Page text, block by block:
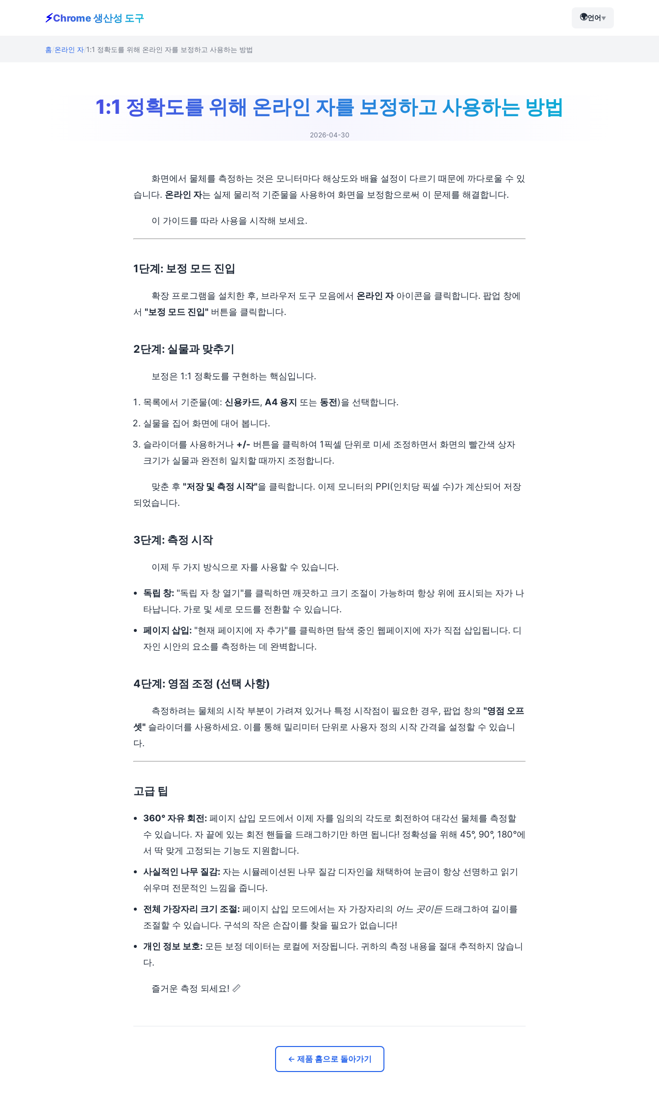
⚡Chrome 생산성 도구 🌍언어▼
홈 온라인 자 1:1 정확도를 위해 온라인 자를 보정하고 사용하는 방법
1:1 정확도를 위해 온라인 자를 보정하고 사용하는 방법
2026-04-30
화면에서 물체를 측정하는 것은 모니터마다 해상도와 배율 설정이 다르기 때문에 까다로울 수 있
습니다. 온라인 자는 실제 물리적 기준물을 사용하여 화면을 보정함으로써 이 문제를 해결합니다.
이 가이드를 따라 사용을 시작해 보세요.
1단계: 보정 모드 진입
확장 프로그램을 설치한 후, 브라우저 도구 모음에서 온라인 자아이콘을 클릭합니다. 팝업 창에
서 "보정 모드 진입" 버튼을 클릭합니다.
2단계: 실물과 맞추기
보정은 1:1 정확도를 구현하는 핵심입니다.
목록에서 기준물(예: 신용카드, A4 용지 또는 동전)을 선택합니다.
실물을 집어 화면에 대어 봅니다.
슬라이더를 사용하거나 +/- 버튼을 클릭하여 1픽셀 단위로 미세 조정하면서 화면의 빨간색 상자
크기가 실물과 완전히 일치할 때까지 조정합니다.
맞춘 후 "저장 및 측정 시작"을 클릭합니다. 이제 모니터의 PPI(인치당 픽셀 수)가 계산되어 저장
되었습니다.
3단계: 측정 시작
이제 두 가지 방식으로 자를 사용할 수 있습니다.
독립 창: "독립 자 창 열기"를 클릭하면 깨끗하고 크기 조절이 가능하며 항상 위에 표시되는 자가 나
타납니다. 가로 및 세로 모드를 전환할 수 있습니다.
페이지 삽입: "현재 페이지에 자 추가"를 클릭하면 탐색 중인 웹페이지에 자가 직접 삽입됩니다. 디
자인 시안의 요소를 측정하는 데 완벽합니다.
4단계: 영점 조정 (선택 사항)
측정하려는 물체의 시작 부분이 가려져 있거나 특정 시작점이 필요한 경우, 팝업 창의 "영점 오프
셋" 슬라이더를 사용하세요. 이를 통해 밀리미터 단위로 사용자 정의 시작 간격을 설정할 수 있습니
다.
고급 팁
360° 자유 회전: 페이지 삽입 모드에서 이제 자를 임의의 각도로 회전하여 대각선 물체를 측정할
수 있습니다. 자 끝에 있는 회전 핸들을 드래그하기만 하면 됩니다! 정확성을 위해 45°, 90°, 180°에
서 딱 맞게 고정되는 기능도 지원합니다.
사실적인 나무 질감: 자는 시뮬레이션된 나무 질감 디자인을 채택하여 눈금이 항상 선명하고 읽기
쉬우며 전문적인 느낌을 줍니다.
전체 가장자리 크기 조절: 페이지 삽입 모드에서는 자 가장자리의 어느 곳이든드래그하여 길이를
조절할 수 있습니다. 구석의 작은 손잡이를 찾을 필요가 없습니다!
개인 정보 보호: 모든 보정 데이터는 로컬에 저장됩니다. 귀하의 측정 내용을 절대 추적하지 않습니
다.
즐거운 측정 되세요! 📏
← 제품 홈으로 돌아가기